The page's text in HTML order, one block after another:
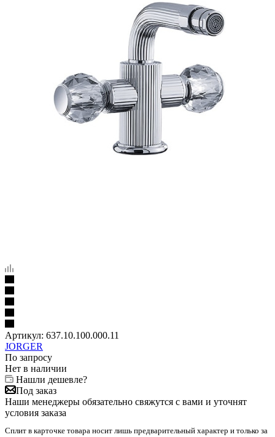
Артикул: 637.10.100.000.11
JORGER
По запросу
Нет в наличии
Нашли дешевле?
Под заказ
Наши менеджеры обязательно свяжутся с вами и уточнят
условия заказа
Сплит в карточке товара носит лишь предварительный характер и только за